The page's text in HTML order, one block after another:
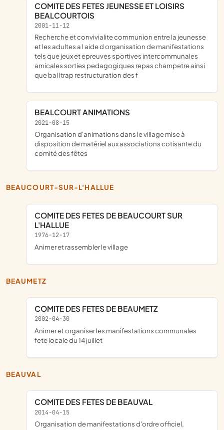
COMITE DES FETES JEUNESSE ET LOISIRS
BEALCOURTOIS
2001-11-12
recherche et convivialite communion entre la jeunesse
et les adultes a l aide d organisation de manifestations
tels que jeux et epreuves sportives intercommunales
amicales sorties pedagogiques repas champetre ainsi
que bal ltrap restructuration des f
BEALCOURT ANIMATIONS
2021-08-15
organisation d'animations dans le village mise à
disposition de matériel aux associations cotisante du
comité des fêtes
BEAUCOURT-SUR-L'HALLUE
COMITE DES FETES DE BEAUCOURT SUR
L'HALLUE
1976-12-17
animer et rassembler le village
BEAUMETZ
COMITE DES FETES DE BEAUMETZ
2002-04-30
animer et organiser les manifestations communales
fete locale du 14 juillet
BEAUVAL
COMITE DES FETES DE BEAUVAL
2014-04-15
organisation de manifestations d'ordre officiel,